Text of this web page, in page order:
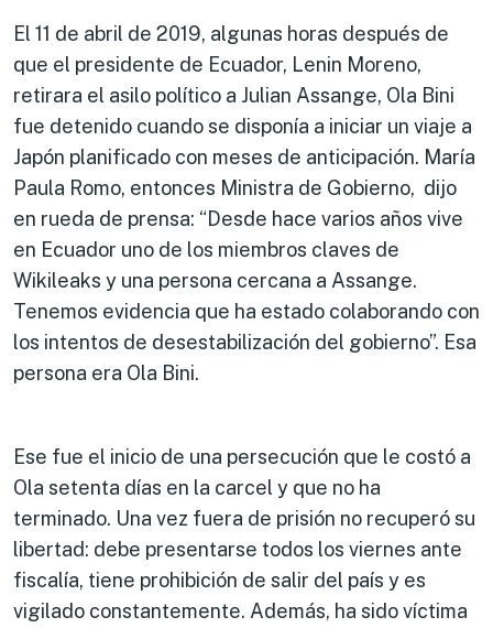
El 11 de abril de 2019, algunas horas después de
que el presidente de Ecuador, Lenin Moreno,
retirara el asilo político a Julian Assange, Ola Bini
fue detenido cuando se disponía a iniciar un viaje a
Japón planificado con meses de anticipación. María
Paula Romo, entonces Ministra de Gobierno, dijo
en rueda de prensa: “Desde hace varios años vive
en Ecuador uno de los miembros claves de
Wikileaks y una persona cercana a Assange.
Tenemos evidencia que ha estado colaborando con
los intentos de desestabilización del gobierno”. Esa
persona era Ola Bini.
Ese fue el inicio de una persecución que le costó a
Ola setenta días en la carcel y que no ha
terminado. Una vez fuera de prisión no recuperó su
libertad: debe presentarse todos los viernes ante
fiscalía, tiene prohibición de salir del país y es
vigilado constantemente. Además, ha sido víctima